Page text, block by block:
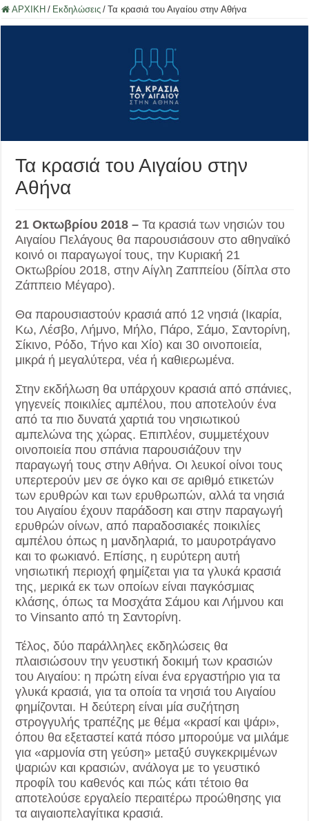
ΑΡΧΙΚΗ / Εκδηλώσεις / Τα κρασιά του Αιγαίου στην Αθήνα
Τα κρασιά του Αιγαίου στην
Αθήνα
21 Οκτωβρίου 2018 – Τα κρασιά των νησιών του
Αιγαίου Πελάγους θα παρουσιάσουν στο αθηναϊκό
κοινό οι παραγωγοί τους, την Κυριακή 21
Οκτωβρίου 2018, στην Αίγλη Ζαππείου (δίπλα στο
Ζάππειο Μέγαρο).
Θα παρουσιαστούν κρασιά από 12 νησιά (Ικαρία,
Κω, Λέσβο, Λήμνο, Μήλο, Πάρο, Σάμο, Σαντορίνη,
Σίκινο, Ρόδο, Τήνο και Χίο) και 30 οινοποιεία,
μικρά ή μεγαλύτερα, νέα ή καθιερωμένα.
Στην εκδήλωση θα υπάρχουν κρασιά από σπάνιες,
γηγενείς ποικιλίες αμπέλου, που αποτελούν ένα
από τα πιο δυνατά χαρτιά του νησιωτικού
αμπελώνα της χώρας. Επιπλέον, συμμετέχουν
οινοποιεία που σπάνια παρουσιάζουν την
παραγωγή τους στην Αθήνα. Οι λευκοί οίνοι τους
υπερτερούν μεν σε όγκο και σε αριθμό ετικετών
των ερυθρών και των ερυθρωπών, αλλά τα νησιά
του Αιγαίου έχουν παράδοση και στην παραγωγή
ερυθρών οίνων, από παραδοσιακές ποικιλίες
αμπέλου όπως η μανδηλαριά, το μαυροτράγανο
και το φωκιανό. Επίσης, η ευρύτερη αυτή
νησιωτική περιοχή φημίζεται για τα γλυκά κρασιά
της, μερικά εκ των οποίων είναι παγκόσμιας
κλάσης, όπως τα Μοσχάτα Σάμου και Λήμνου και
το Vinsanto από τη Σαντορίνη.
Τέλος, δύο παράλληλες εκδηλώσεις θα
πλαισιώσουν την γευστική δοκιμή των κρασιών
του Αιγαίου: η πρώτη είναι ένα εργαστήριο για τα
γλυκά κρασιά, για τα οποία τα νησιά του Αιγαίου
φημίζονται. Η δεύτερη είναι μία συζήτηση
στρογγυλής τραπέζης με θέμα «κρασί και ψάρι»,
όπου θα εξεταστεί κατά πόσο μπορούμε να μιλάμε
για «αρμονία στη γεύση» μεταξύ συγκεκριμένων
ψαριών και κρασιών, ανάλογα με το γευστικό
προφίλ του καθενός και πώς κάτι τέτοιο θα
αποτελούσε εργαλείο περαιτέρω προώθησης για
τα αιγαιοπελαγίτικα κρασιά.